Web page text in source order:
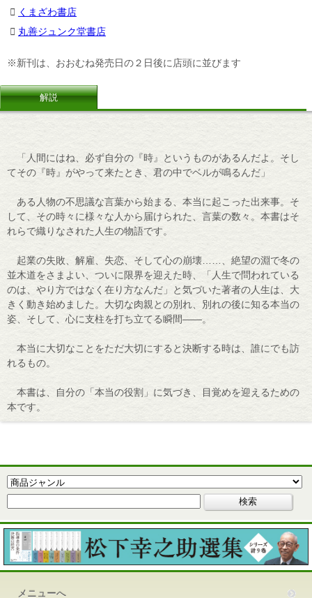
くまざわ書店
丸善ジュンク堂書店
※新刊は、おおむね発売日の２日後に店頭に並びます
解説
「人間にはね、必ず自分の『時』というものがあるんだよ。そし
てその『時』がやって来たとき、君の中でベルが鳴るんだ」
ある人物の不思議な言葉から始まる、本当に起こった出来事。そ
して、その時々に様々な人から届けられた、言葉の数々。本書はそ
れらで織りなされた人生の物語です。
起業の失敗、解雇、失恋、そして心の崩壊……、絶望の淵で冬の
並木道をさまよい、ついに限界を迎えた時、「人生で問われている
のは、やり方ではなく在り方なんだ」と気づいた著者の人生は、大
きく動き始めました。大切な肉親との別れ、別れの後に知る本当の
姿、そして、心に支柱を打ち立てる瞬間――。
本当に大切なことをただ大切にすると決断する時は、誰にでも訪
れるもの。
本書は、自分の「本当の役割」に気づき、目覚めを迎えるための
本です。
メニューへ